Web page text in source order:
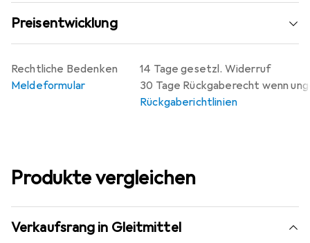
Preisentwicklung
14 Tage gesetzl. Widerruf
30 Tage Rückgaberecht wenn
Rückgaberichtlinien
Rechtliche Bedenken
Meldeformular
Produkte vergleichen
Verkaufsrang in Gleitmittel